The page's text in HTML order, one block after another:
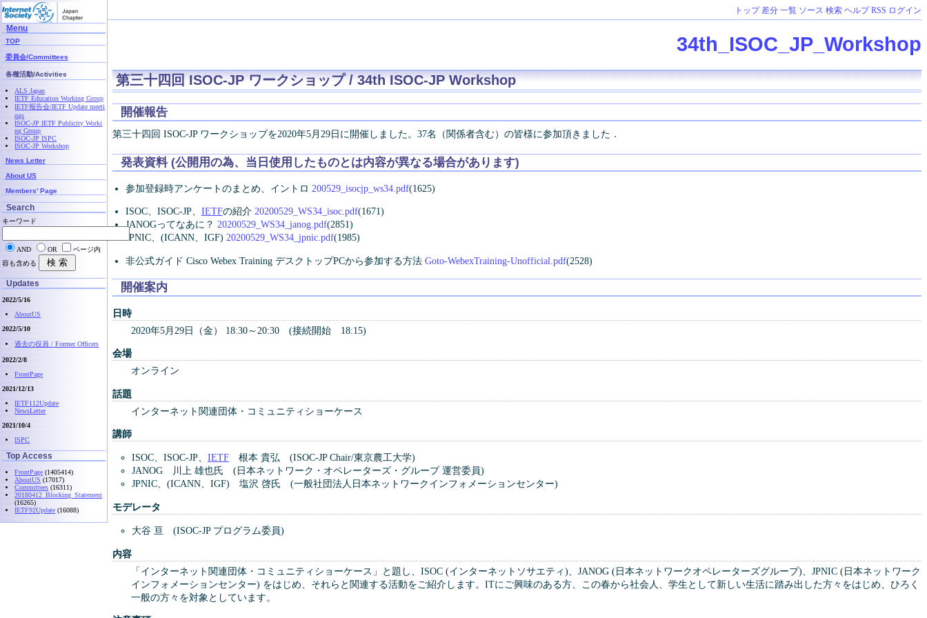
トップ 差分 一覧 ソース 検索 ヘルプ RSS ログイン
34th_ISOC_JP_Workshop
第三十四回 ISOC-JP ワークショップ / 34th ISOC-JP Workshop
開催報告
第三十四回 ISOC-JP ワークショップを2020年5月29日に開催しました。37名（関係者含む）の皆様に参加頂きました．
発表資料 (公開用の為、当日使用したものとは内容が異なる場合があります)
参加登録時アンケートのまとめ、イントロ 200529_isocjp_ws34.pdf(1625)
ISOC、ISOC-JP、 IETFの紹介 20200529_WS34_isoc.pdf(1671)
JANOGってなあに？ 20200529_WS34_janog.pdf(2851)
JPNIC、(ICANN、IGF) 20200529_WS34_jpnic.pdf(1985)
非公式ガイド Cisco Webex Training デスクトップPCから参加する方法 Goto-WebexTraining-Unofficial.pdf(2528)
開催案内
日時
2020年5月29日（金） 18:30～20:30 (接続開始 18:15)
会場
オンライン
話題
インターネット関連団体・コミュニティショーケース
講師
ISOC、ISOC-JP、 IETF根本 貴弘 (ISOC-JP Chair/東京農工大学)
JANOG 川上 雄也氏 (日本ネットワーク・オペレーターズ・グループ 運営委員)
JPNIC、(ICANN、IGF) 塩沢 啓氏 (一般社団法人日本ネットワークインフォメーションセンター)
モデレータ
大谷 亘 (ISOC-JP プログラム委員)
内容
「インターネット関連団体・コミュニティショーケース」と題し、ISOC (インターネットソサエティ)、JANOG (日本ネットワークオペレーターズグループ)、JPNIC (日本ネットワーク
インフォメーションセンター) をはじめ、それらと関連する活動をご紹介します。ITにご興味のある方、この春から社会人、学生として新しい生活に踏み出した方々をはじめ、ひろく
一般の方々を対象としています。
Menu
TOP
委員会/Committees
各種活動/Activities
ALS Japan
IETF Education Working Group
IETF報告会/IETF Update meeti
ngs
ISOC-JP IETF Publicity Worki
ng Group
ISOC-JP ISPC
ISOC-JP Workshop
News Letter
About US
Members' Page
Search
キーワード
AND OR
ページ内
容も含める
Updates
2022/5/16
AboutUS
2022/5/10
過去の役員 / Former Officers
2022/2/8
FrontPage
2021/12/13
IETF112Update
NewsLetter
2021/10/4
ISPC
Top Access
FrontPage (1405414)
AboutUS (17017)
Committees (16311)
20180412_Blocking_Statement
(16265)
IETF92Update (16088)